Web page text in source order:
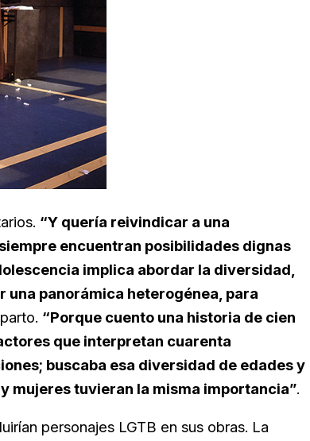
“Y quería reivindicar a una
encuentran posibilidades dignas
implica abordar la diversidad,
una panorámica heterogénea, para
“Porque cuento una historia de cien
que interpretan cuarenta
buscaba esa diversidad de edades y
mujeres tuvieran la misma importancia”.
personajes LGTB en sus obras. La